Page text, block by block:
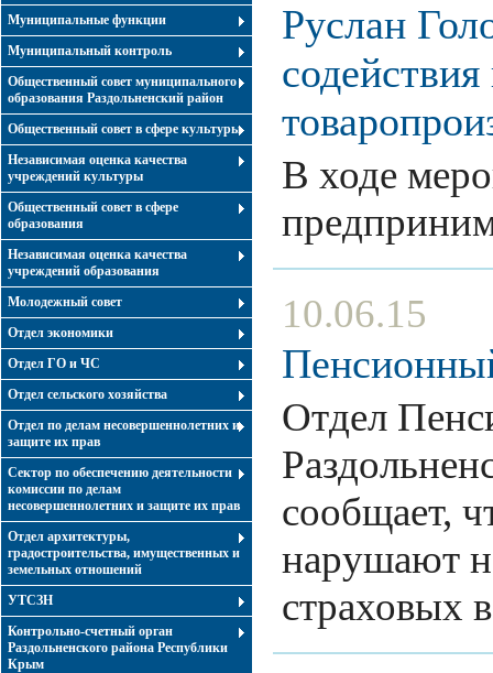
Муниципальные функции
Муниципальный контроль
Общественный совет муниципального
образования Раздольненский район
Общественный совет в сфере культуры
Независимая оценка качества
учреждений культуры
Общественный совет в сфере
образования
Независимая оценка качества
учреждений образования
Молодежный совет
Отдел экономики
Отдел ГО и ЧС
Отдел сельского хозяйства
Отдел по делам несовершеннолетних и
защите их прав
Сектор по обеспечению деятельности
комиссии по делам
несовершеннолетних и защите их прав
Отдел архитектуры,
градостроительства, имущественных и
земельных отношений
УТСЗН
Контрольно-счетный орган
Раздольненского района Республики
Крым
Руслан
В ходе
10.06.15
Отдел
сообщает,
нарушают
страховых